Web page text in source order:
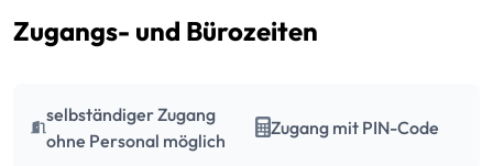
Zugangs- und Bürozeiten
selbständiger Zugang
ohne Personal möglich
Zugang mit PIN-Code